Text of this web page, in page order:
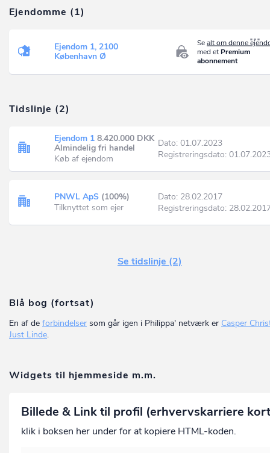
Ejendomme (1)
Sealt om denne
med et Premium
abonnement
Ejendom 1, 2100
København Ø
Tidslinje (2)
Ejendom 1 8.420.000 DKK
Almindelig fri handel
Køb af ejendom
Dato: 01.07.2023
Registreringsdato:
PNWL ApS (100%)
Tilknyttet som ejer
Dato: 28.02.2017
Registreringsdato:
Se tidslinje (2)
Blå bog (fortsat)
En af de forbindelser som går igen i Philippa' netværk er Casper
Just Linde.
Widgets til hjemmeside m.m.
Billede & Link til profil (erhvervskarriere
klik i boksen her under for at kopiere HTML-koden.